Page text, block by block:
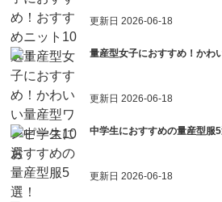
更新日2026-06-18
量産型女子におすすめ！かわ
更新日2026-06-18
中学生におすすめの量産型服5
更新日2026-06-18